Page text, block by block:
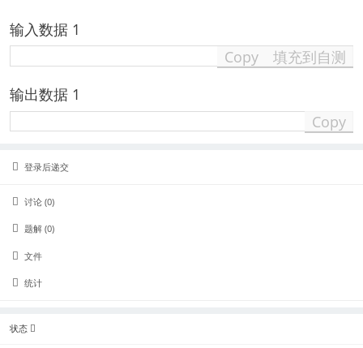
输入数据 1
Copy
填充到自测
输出数据 1
Copy
登录后递交
讨论 (0)
题解 (0)
文件
统计
状态